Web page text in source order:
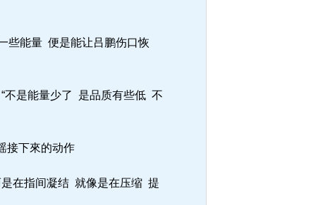
些能量 便是能让吕鹏伤口恢
是能量少了 是品质有些低 不
接下來的动作
在指间凝结 就像是在压缩 提